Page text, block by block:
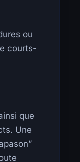
ou
courts-
que
Une